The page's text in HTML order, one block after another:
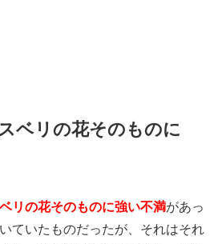
ベリの花そのものに
リの花そのものに強い不満があっ
ていたものだったが、それはそれ